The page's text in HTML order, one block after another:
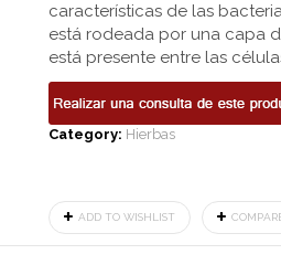
características de las
está rodeada por una capa
está presente entre las
Category: Hierbas
ADD TO WISHLIST